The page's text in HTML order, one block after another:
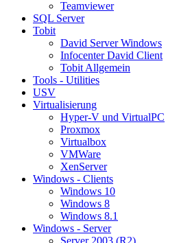
Teamviewer
SQL Server
Tobit
David Server Windows
Infocenter David Client
Tobit Allgemein
Tools - Utilities
USV
Virtualisierung
Hyper-V und VirtualPC
Proxmox
Virtualbox
VMWare
XenServer
Windows - Clients
Windows 10
Windows 8
Windows 8.1
Windows - Server